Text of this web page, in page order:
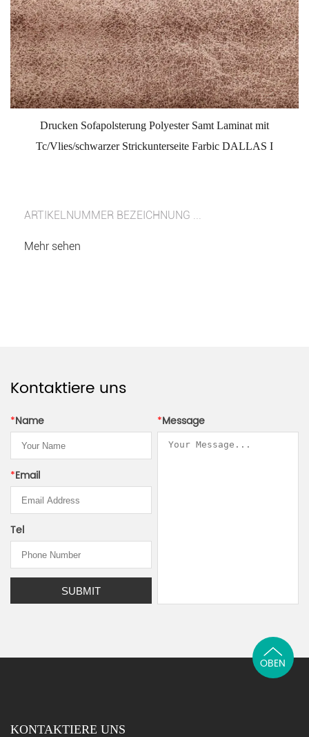
Drucken Sofapolsterung Polyester Samt Laminat mit
Tc/Vlies/schwarzer Strickunterseite Farbic DALLAS I
ARTIKELNUMMER BEZEICHNUNG ...
Mehr sehen
Kontaktiere uns
*Name
*Email
Tel
*Message
KONTAKTIERE UNS
OBEN